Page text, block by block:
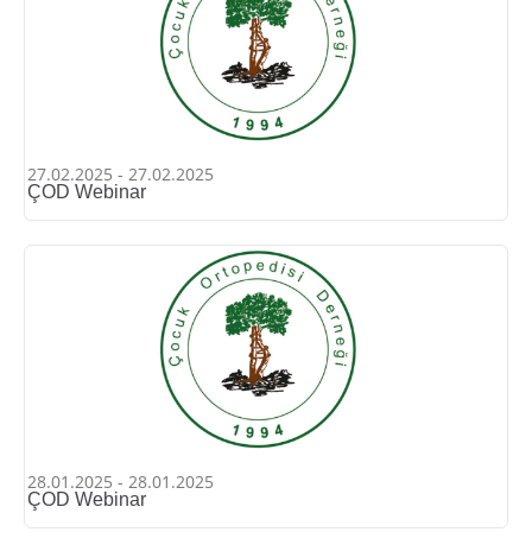
27.02.2025 - 27.02.2025
ÇOD Webinar
28.01.2025 - 28.01.2025
ÇOD Webinar